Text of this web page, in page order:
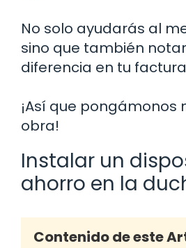
No solo ayudarás al
sino que también
diferencia en tu
¡Así que pongámonos
obra!
Instalar un
ahorro en la
Contenido de este